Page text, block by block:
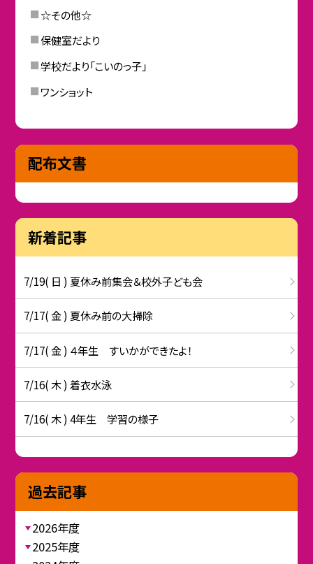
☆その他☆
保健室だより
学校だより「こいのっ子」
ワンショット
配布文書
新着記事
7/19( 日 ) 夏休み前集会＆校外子ども会
7/17( 金 ) 夏休み前の大掃除
7/17( 金 ) ４年生 すいかができたよ！
7/16( 木 ) 着衣水泳
7/16( 木 ) 4年生 学習の様子
過去記事
2026年度
2025年度